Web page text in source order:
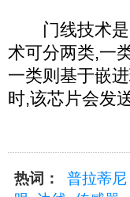
门线技术是
术可分两类,一
一类则基于嵌
时,该芯片会发
热词： 普拉蒂尼